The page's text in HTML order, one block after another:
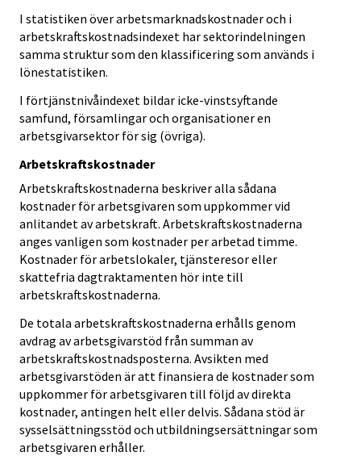
I statistiken över arbetsmarknadskostnader och i
arbetskraftskostnadsindexet har sektorindelningen
samma struktur som den klassificering som används i
lönestatistiken.
I förtjänstnivåindexet bildar icke-vinstsyftande
samfund, församlingar och organisationer en
arbetsgivarsektor för sig (övriga).
Arbetskraftskostnader
Arbetskraftskostnaderna beskriver alla sådana
kostnader för arbetsgivaren som uppkommer vid
anlitandet av arbetskraft. Arbetskraftskostnaderna
anges vanligen som kostnader per arbetad timme.
Kostnader för arbetslokaler, tjänsteresor eller
skattefria dagtraktamenten hör inte till
arbetskraftskostnaderna.
De totala arbetskraftskostnaderna erhålls genom
avdrag av arbetsgivarstöd från summan av
arbetskraftskostnadsposterna. Avsikten med
arbetsgivarstöden är att finansiera de kostnader som
uppkommer för arbetsgivaren till följd av direkta
kostnader, antingen helt eller delvis. Sådana stöd är
sysselsättningsstöd och utbildningsersättningar som
arbetsgivaren erhåller.